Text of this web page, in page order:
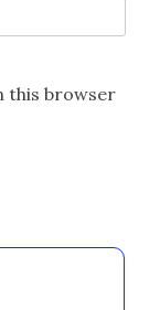
this browser